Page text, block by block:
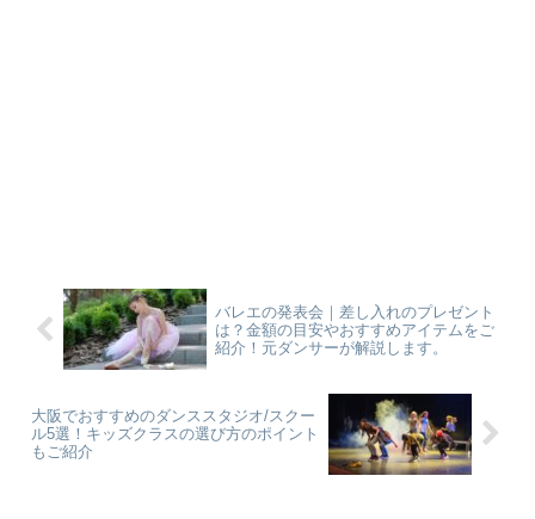
バレエの発表会｜差し入れのプレゼント
は？金額の目安やおすすめアイテムをご
紹介！元ダンサーが解説します。
大阪でおすすめのダンススタジオ/スクー
ル5選！キッズクラスの選び方のポイント
もご紹介